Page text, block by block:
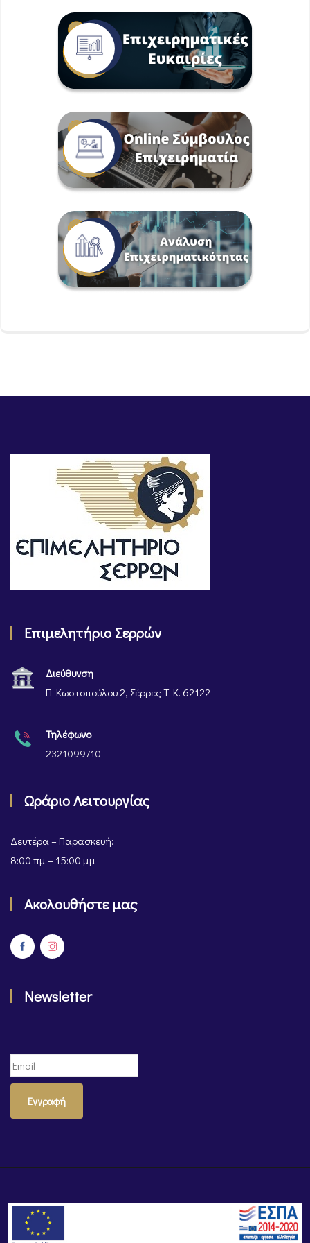
Επιμελητήριο Σερρών
Διεύθυνση
Π. Κωστοπούλου 2, Σέρρες Τ. Κ. 62122
Τηλέφωνο
2321099710
Ωράριο Λειτουργίας
Δευτέρα – Παρασκευή:
8:00 πμ – 15:00 μμ
Ακολουθήστε μας
Newsletter
Εγγραφή